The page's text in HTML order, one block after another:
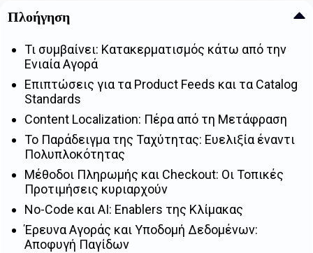
Πλοήγηση
Τι συμβαίνει: Κατακερματισμός κάτω από την
Ενιαία Αγορά
Επιπτώσεις για τα Product Feeds και τα Catalog
Standards
Content Localization: Πέρα από τη Μετάφραση
Το Παράδειγμα της Ταχύτητας: Ευελιξία έναντι
Πολυπλοκότητας
Μέθοδοι Πληρωμής και Checkout: Οι Τοπικές
Προτιμήσεις κυριαρχούν
No-Code και AI: Enablers της Κλίμακας
Έρευνα Αγοράς και Υποδομή Δεδομένων:
Αποφυγή Παγίδων